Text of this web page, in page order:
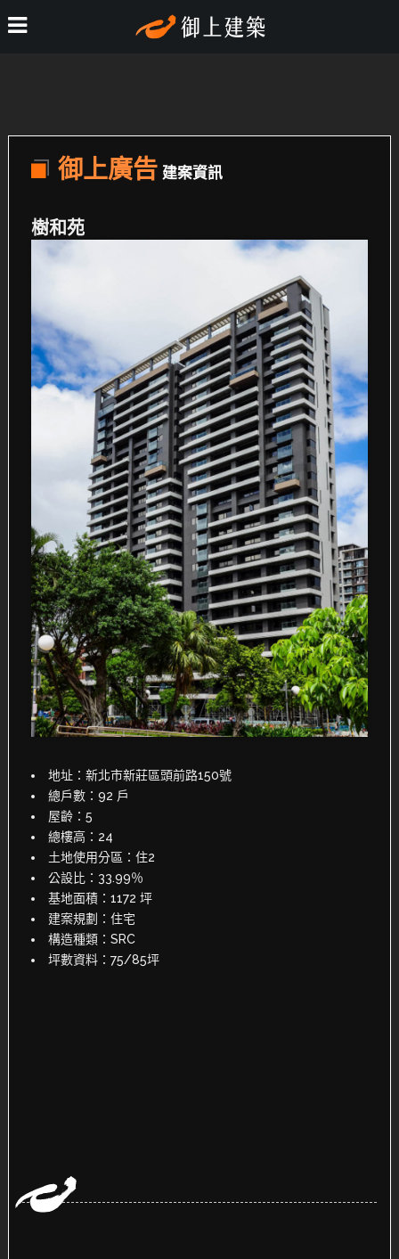
御上廣告 建案資訊
樹和苑
地址：新北市新莊區頭前路150號
總戶數：92 戶
屋齡：5
總樓高：24
土地使用分區：住2
公設比：33.99％
基地面積：1172 坪
建案規劃：住宅
構造種類：SRC
坪數資料：75/85坪